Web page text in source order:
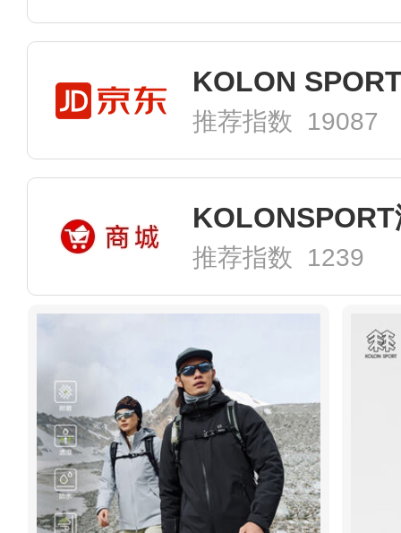
推荐指数 19087
推荐指数 1239